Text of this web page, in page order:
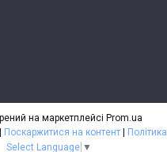
на маркетплейсі Prom.ua
Поскаржитися на контент
Select Language ▼